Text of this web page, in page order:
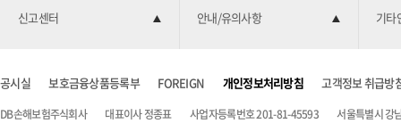
신고센터 안내/유의사항 기타
공시실 보호금융상품등록부 FOREIGN 개인정보처리방침 고객정보 취급방
DB손해보험주식회사 대표이사 정종표 사업자등록번호 201-81-45593 서울특별시 강